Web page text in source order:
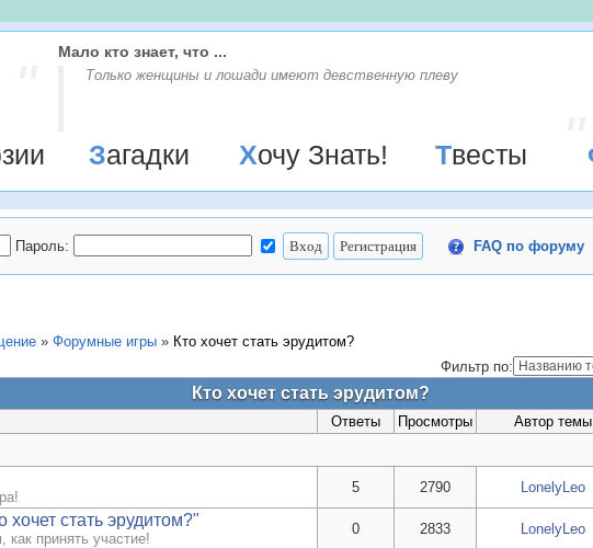
Мало кто знает, что ...
Только женщины и лошади имеют девственную плеву
Загадки Хочу Знать! Твесты
Пароль: FAQ по форуму
» Форумные игры » Кто хочет стать эрудитом?
Фильтр по:
Кто хочет стать эрудитом?
Ответы Просмотры Автор темы
5 2790 LonelyLeo
стать эрудитом?"
как принять участие!
0 2833 LonelyLeo